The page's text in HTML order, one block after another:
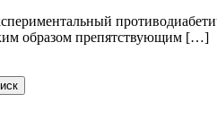
образом препятствующим […]